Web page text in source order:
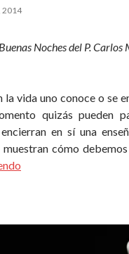
2014
Buenas Noches del P.
la vida uno conoce o se
quizás pueden
en sí una
muestran cómo